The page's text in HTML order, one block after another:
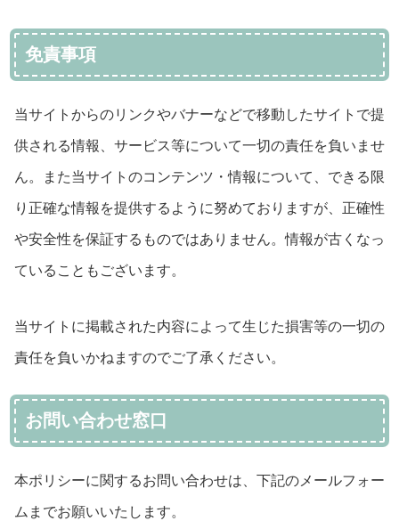
免責事項
当サイトからのリンクやバナーなどで移動したサイトで提
供される情報、サービス等について一切の責任を負いませ
ん。また当サイトのコンテンツ・情報について、できる限
り正確な情報を提供するように努めておりますが、正確性
や安全性を保証するものではありません。情報が古くなっ
ていることもございます。
当サイトに掲載された内容によって生じた損害等の一切の
責任を負いかねますのでご了承ください。
お問い合わせ窓口
本ポリシーに関するお問い合わせは、下記のメールフォー
ムまでお願いいたします。